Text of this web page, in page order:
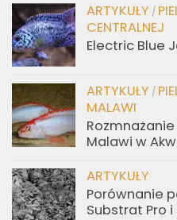
ARTYKUŁY /
CENTRALNEJ
Electric Blue
ARTYKUŁY /
MALAWI
Malawi w
ARTYKUŁY
Porównanie
Substrat Pro i